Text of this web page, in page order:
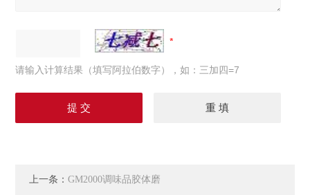
请输入计算结果（填写阿拉伯数字），如：三加四=7
上一条：GM2000调味品胶体磨